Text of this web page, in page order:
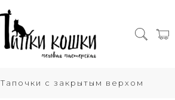
Тапочки с закрытым верхом